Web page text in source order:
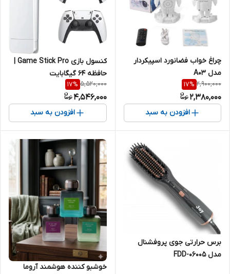
چراغ خواب فضانورد اسپیکردار
مدل A03
2,900,000
17%
2,380,000
افزودن به سبد
کنسول بازی Game Stick Pro |
حافظه 64 گیگابایت
5,520,000
17%
4,546,000
افزودن به سبد
برس حرارتی جوی پروفشنال
مدل FDD-06005
خوشبو کننده هوشمند آروما